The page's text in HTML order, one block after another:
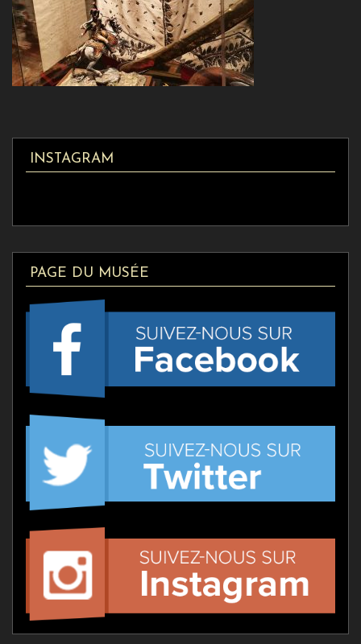
INSTAGRAM
PAGE DU MUSÉE